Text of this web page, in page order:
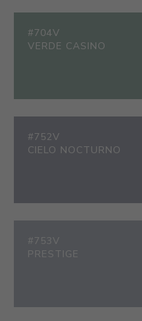
#704V
VERDE CASINO
#752V
CIELO NOCTURNO
#753V
PRESTIGE